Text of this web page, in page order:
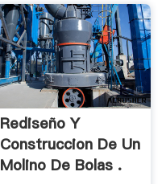
Rediseño Y
Construccion De Un
Molino De Bolas .